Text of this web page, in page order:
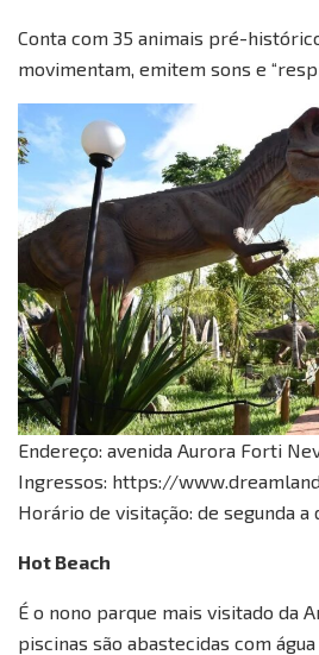
Conta com 35 animais pré-
movimentam, emitem sons e
Endereço: avenida Aurora Forti
Ingressos: https://
Horário de visitação: de segunda a
Hot Beach
É o nono parque mais visitado da
piscinas são abastecidas com